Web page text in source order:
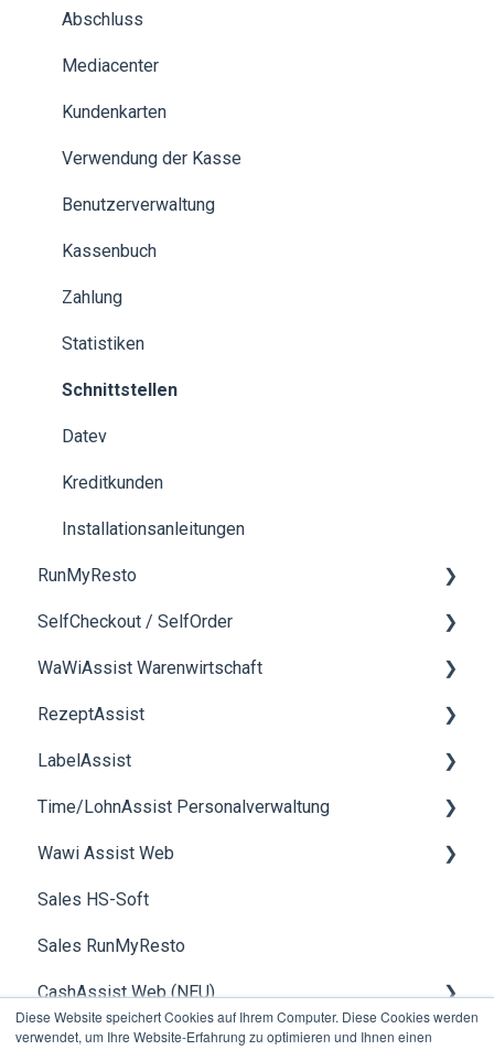
Diese Website speichert Cookies auf Ihrem Computer. Diese Cookies werden
verwendet, um Ihre Website-Erfahrung zu optimieren und Ihnen einen
Abschluss
Mediacenter
Kundenkarten
Verwendung der Kasse
Benutzerverwaltung
Kassenbuch
Zahlung
Statistiken
Schnittstellen
Datev
Kreditkunden
Installationsanleitungen
RunMyResto
Allgemein
mobileWaiter
DesktopWaiter
QR-Menü
KDS
Nexi-Geräte
Wallle-Geräte
Kundenkarte
Kreditkunden
SelfCheckout / SelfOrder
Allgemein
WaWiAssist Warenwirtschaft
Allgemeines
Angebote
Bestellungen
Rechnungen
Produktion
bakery2b
SmartPicking
Schnittstellen
RezeptAssist
Rezeptverwaltung
smartScale
Rohstoffverwaltung
Inventar
Allgemeines
LabelAssist
Allgemein
Time/LohnAssist Personalverwaltung
Allgemein
Zeiterfassung
Lohn
Wawi Assist Web
Kundenverwaltung
Artikelverwaltung
Lieferscheinverwaltung
Rechnungsstellung
Sales HS-Soft
Sales RunMyResto
CashAssist Web (NEU)
Betriebsdaten, Erfassung Filialen & Kassen